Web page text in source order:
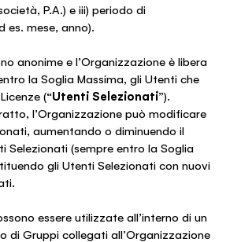
P.A.) e iii) periodo di
es. mese, anno).
anonime e l’Organizzazione è libera
la Soglia Massima, gli Utenti che
(“Utenti Selezionati”).
l’Organizzazione può modificare
aumentando o diminuendo il
Selezionati (sempre entro la Soglia
gli Utenti Selezionati con nuovi
essere utilizzate all’interno di un
di Gruppi collegati all’Organizzazione